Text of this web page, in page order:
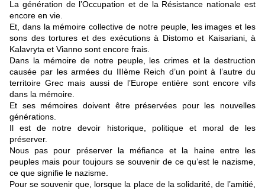
La génération de l’Occupation et de la Résistance nationale est
encore en vie.
Et, dans la mémoire collective de notre peuple, les images et les
sons des tortures et des exécutions à Distomo et Kaisariani, à
Kalavryta et Vianno sont encore frais.
Dans la mémoire de notre peuple, les crimes et la destruction
causée par les armées du IIIème Reich d’un point à l’autre du
territoire Grec mais aussi de l’Europe entière sont encore vifs
dans la mémoire.
Et ses mémoires doivent être préservées pour les nouvelles
générations.
Il est de notre devoir historique, politique et moral de les
préserver.
Nous pas pour préserver la méfiance et la haine entre les
peuples mais pour toujours se souvenir de ce qu’est le nazisme,
ce que signifie le nazisme.
Pour se souvenir que, lorsque la place de la solidarité, de l’amitié,